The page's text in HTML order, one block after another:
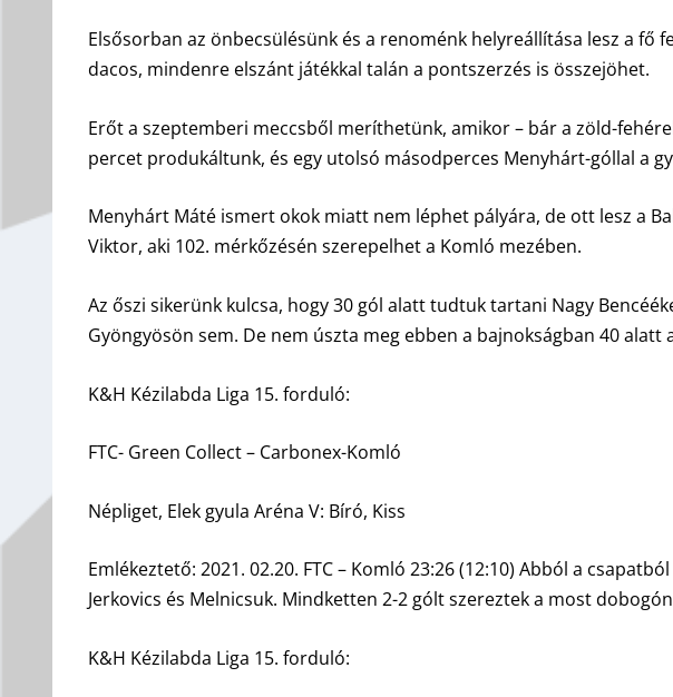
Elsősorban az önbecsülésünk és a renoménk helyreállítása lesz a fő
dacos, mindenre elszánt játékkal talán a pontszerzés is összejöhet.
Erőt a szeptemberi meccsből meríthetünk, amikor – bár a zöld-
percet produkáltunk, és egy utolsó másodperces Menyhárt-góllal a
Menyhárt Máté ismert okok miatt nem léphet pályára, de ott lesz a
Viktor, aki 102. mérkőzésén szerepelhet a Komló mezében.
Az őszi sikerünk kulcsa, hogy 30 gól alatt tudtuk tartani Nagy
Gyöngyösön sem. De nem úszta meg ebben a bajnokságban 40 alatt
K&H Kézilabda Liga 15. forduló:
FTC- Green Collect – Carbonex-Komló
Népliget, Elek gyula Aréna V: Bíró, Kiss
Emlékeztető: 2021. 02.20. FTC – Komló 23:26 (12:10) Abból a
Jerkovics és Melnicsuk. Mindketten 2-2 gólt szereztek a most
K&H Kézilabda Liga 15. forduló: